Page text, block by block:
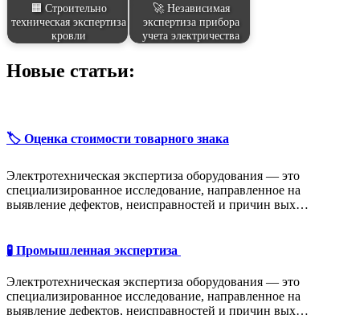
🟧 Строительно
техническая экспертиза
кровли
🚀 Независимая
экспертиза прибора
учета электричества
Новые статьи:
🏷️ Оценка стоимости товарного знака
Электротехническая экспертиза оборудования — это
специализированное исследование, направленное на
выявление дефектов, неисправностей и причин вых…
🧪 Промышленная экспертиза
Электротехническая экспертиза оборудования — это
специализированное исследование, направленное на
выявление дефектов, неисправностей и причин вых…